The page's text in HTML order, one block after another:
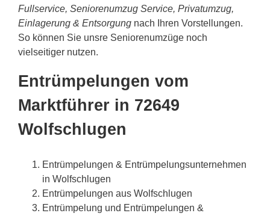
Fullservice, Seniorenumzug Service, Privatumzug,
Einlagerung & Entsorgung nach Ihren Vorstellungen.
So können Sie unsre Seniorenumzüge noch
vielseitiger nutzen.
Entrümpelungen vom
Marktführer in 72649
Wolfschlugen
Entrümpelungen & Entrümpelungsunternehmen
in Wolfschlugen
Entrümpelungen aus Wolfschlugen
Entrümpelung und Entrümpelungen &